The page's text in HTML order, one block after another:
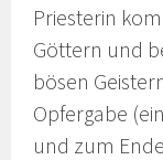
Priesterin
Göttern und
bösen
Opfergabe
und zum